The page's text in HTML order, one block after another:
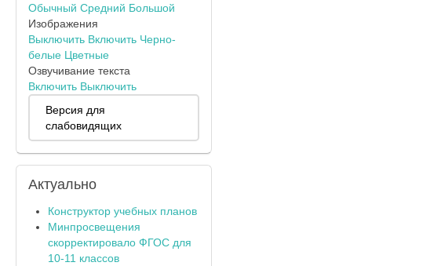
Обычный Средний Большой
Изображения
Выключить Включить Черно-
белые Цветные
Озвучивание текста
Включить Выключить
Версия для
слабовидящих
Актуально
Конструктор учебных планов
Минпросвещения
скорректировало ФГОС для
10-11 классов